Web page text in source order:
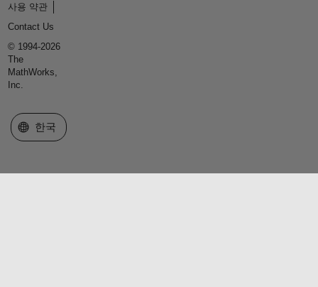
사용 약관
Contact Us
© 1994-2026
The
MathWorks,
Inc.
웹사이트 선택
한국